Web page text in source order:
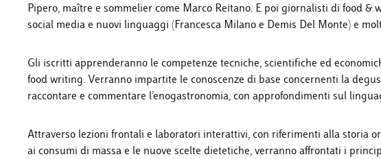
Pipero, maître e sommelier come Marco Reitano. E poi giornalisti di food
social media e nuovi linguaggi (Francesca Milano e Demis Del Monte) e
Gli iscritti apprenderanno le competenze tecniche, scientifiche ed
food writing. Verranno impartite le conoscenze di base concernenti la
raccontare e commentare l’enogastronomia, con approfondimenti sul
Attraverso lezioni frontali e laboratori interattivi, con riferimenti alla storia
ai consumi di massa e le nuove scelte dietetiche, verranno affrontati i